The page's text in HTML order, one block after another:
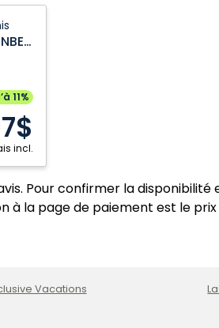
JW MARRIOTT MIAMI TURNBERRY RESORT
11%
incl.
Pour confirmer la disponibilité
à la page de paiement est le
Vacations